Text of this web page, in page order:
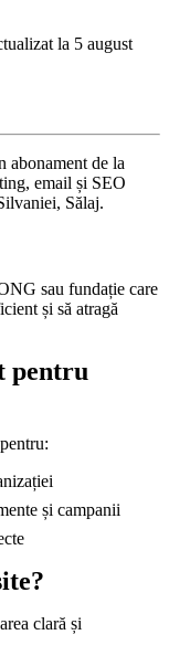
la 5 august
abonament de la
email și SEO
Sălaj.
sau fundație care
și să atragă
pentru
și campanii
clară și